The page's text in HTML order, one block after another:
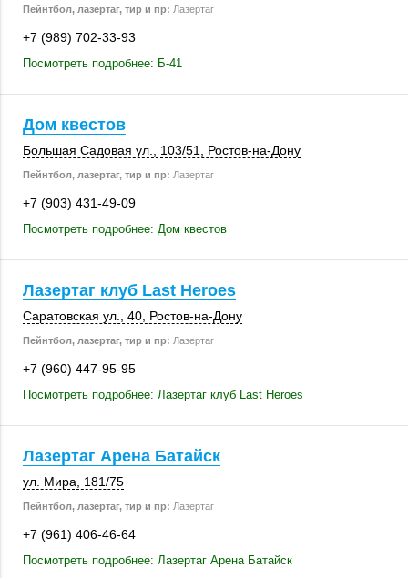
Пейнтбол, лазертаг, тир и пр: Лазертаг
+7 (989) 702-33-93
Посмотреть подробнее: Б-41
Дом квестов
Большая Садовая ул. 103/51 Ростов-на-Дону
Пейнтбол, лазертаг, тир и пр: Лазертаг
+7 (903) 431-49-09
Посмотреть подробнее: Дом квестов
Лазертаг клуб Last Heroes
Саратовская ул., 40 Ростов-на-Дону
Пейнтбол, лазертаг, тир и пр: Лазертаг
+7 (960) 447-95-95
Посмотреть подробнее: Лазертаг клуб Last Heroes
Лазертаг Арена Батайск
ул. Мира 181/75
Пейнтбол, лазертаг, тир и пр: Лазертаг
+7 (961) 406-46-64
Посмотреть подробнее: Лазертаг Арена Батайск